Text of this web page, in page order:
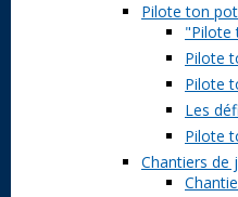
Pilote ton
"Pilote
Pilote
Pilote
Les
Pilote
Chantiers de